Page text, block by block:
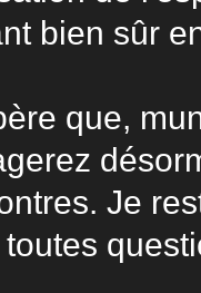
bien sûr
que,
Je
toutes